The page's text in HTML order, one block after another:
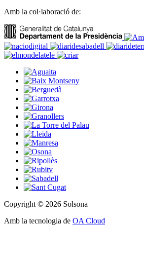
Amb la col·laboració de:
Copyright © 2026 Solsona
Amb la tecnologia de OA Cloud